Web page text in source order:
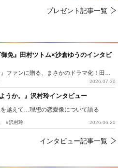
御免』田村ツトム×沙倉ゆうのインタビ
『侍タイムスリッパー』ファンに贈る、まさかのドラマ化！田村ツトム×沙倉ゆうのが語る『心配無用ノ介』撮影秘話
2026.07.30
うか。』沢村玲インタビュー
越えて…理想の恋愛像について語る
#沢村玲 2026.06.20
インタビュー記事一覧
プレゼント記事一覧